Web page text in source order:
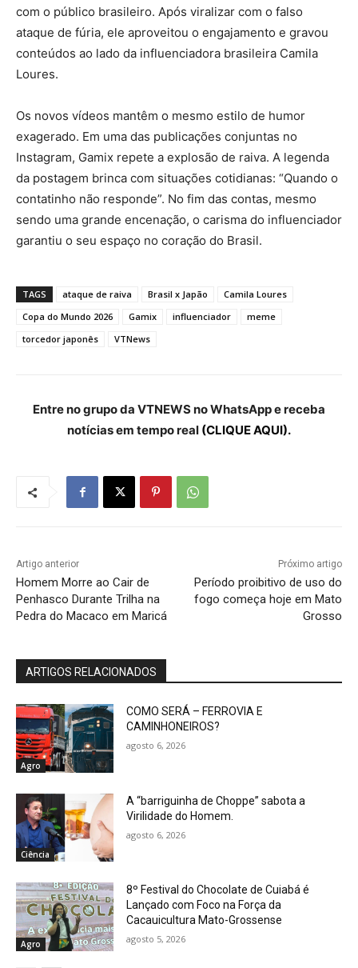
com o público brasileiro. Após viralizar com o falso
ataque de fúria, ele aproveitou o engajamento e gravou
conteúdos ao lado da influenciadora brasileira Camila
Loures.
Os novos vídeos mantêm o mesmo estilo de humor
exagerado. Em uma das publicações conjuntas no
Instagram, Gamix repete a explosão de raiva. A legenda
da postagem brinca com situações cotidianas: “Quando o
contatinho não responde”. No fim das contas, mesmo
sendo uma grande encenação, o carisma do influenciador
garantiu o seu espaço no coração do Brasil.
TAGS ataque de raiva Brasil x Japão
Camila Loures
Copa do Mundo 2026
Gamix influenciador
meme
torcedor japonês
VTNews
Entre no grupo da VTNEWS no WhatsApp e receba
notícias em tempo real (CLIQUE AQUI).
Artigo anterior
Homem Morre ao Cair de
Penhasco Durante Trilha na
Pedra do Macaco em Maricá
Próximo artigo
Período proibitivo de uso do
fogo começa hoje em Mato
Grosso
ARTIGOS RELACIONADOS
Agro
COMO SERÁ – FERROVIA E
CAMINHONEIROS?
agosto 6, 2026
Ciência
A “barriguinha de Choppe” sabota a
Virilidade do Homem.
agosto 6, 2026
Agro
8º Festival do Chocolate de Cuiabá é
Lançado com Foco na Força da
Cacauicultura Mato-Grossense
agosto 5, 2026